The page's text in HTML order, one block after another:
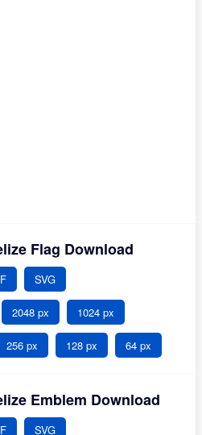
Flag Download
SVG
2048 px 1024 px
256 px 128 px 64 px
Emblem Download
SVG